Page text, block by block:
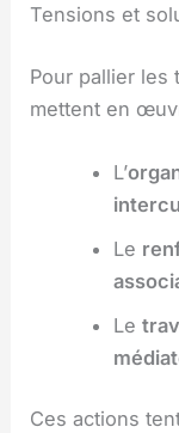
Tensions et
Pour pallier les
mettent en
L’
Le
Le
Ces actions